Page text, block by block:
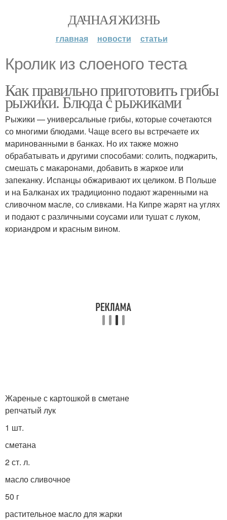
ДАЧНАЯ ЖИЗНЬ
главная новости статьи
Кролик из слоеного теста
Как правильно приготовить грибы
рыжики. Блюда с рыжиками
Рыжики — универсальные грибы, которые сочетаются
со многими блюдами. Чаще всего вы встречаете их
маринованными в банках. Но их также можно
обрабатывать и другими способами: солить, поджарить,
смешать с макаронами, добавить в жаркое или
запеканку. Испанцы обжаривают их целиком. В Польше
и на Балканах их традиционно подают жаренными на
сливочном масле, со сливками. На Кипре жарят на углях
и подают с различными соусами или тушат с луком,
кориандром и красным вином.
Жареные с картошкой в сметане
репчатый лук
1 шт.
сметана
2 ст. л.
масло сливочное
50 г
растительное масло для жарки